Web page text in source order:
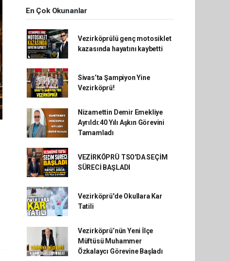
En Çok Okunanlar
Vezirköprülü genç motosiklet
kazasında hayatını kaybetti
Sivas’ta Şampiyon Yine
Vezirköprü!
Nizamettin Demir Emekliye
Ayrıldı:40 Yılı Aşkın Görevini
Tamamladı
VEZİRKÖPRÜ TSO'DA SEÇİM
SÜRECİ BAŞLADI
Vezirköprü'de Okullara Kar
Tatili
Vezirköprü’nün Yeni İlçe
Müftüsü Muhammer
Özkalaycı Görevine Başladı